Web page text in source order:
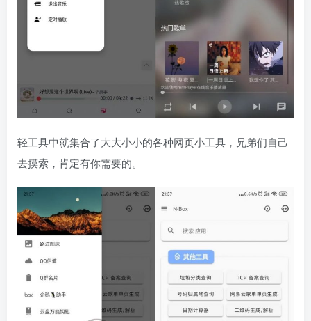
轻工具中就集合了大大小小的各种网页小工具，兄弟们自己
去摸索，肯定有你需要的。